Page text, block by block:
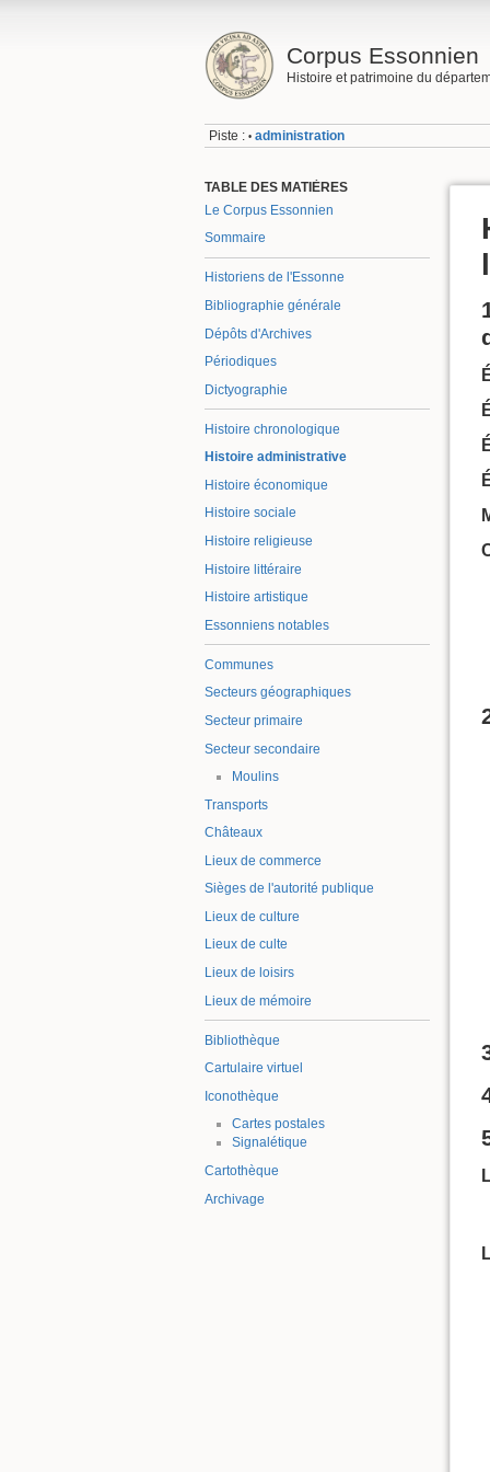
Corpus Essonnien
Histoire et patrimoine du
Piste : • administration
TABLE DES MATIÈRES
Le Corpus Essonnien
Sommaire
Historiens de l'Essonne
Bibliographie générale
Dépôts d'Archives
Périodiques
Dictyographie
Histoire chronologique
Histoire administrative
Histoire économique
Histoire sociale
Histoire religieuse
Histoire littéraire
Histoire artistique
Essonniens notables
Communes
Secteurs géographiques
Secteur primaire
Secteur secondaire
Moulins
Transports
Châteaux
Lieux de commerce
Sièges de l'autorité publique
Lieux de culture
Lieux de culte
Lieux de loisirs
Lieux de mémoire
Bibliothèque
Cartulaire virtuel
Iconothèque
Cartes postales
Signalétique
Cartothèque
Archivage